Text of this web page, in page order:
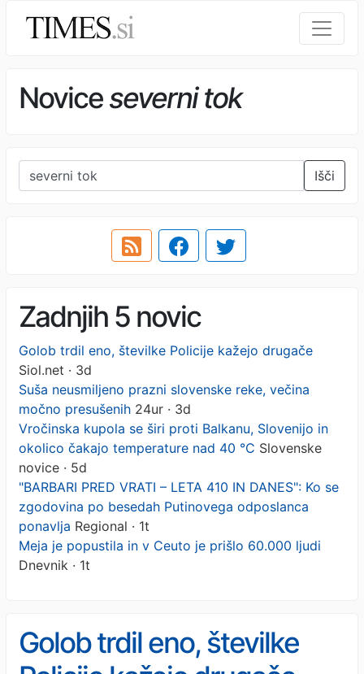
Noviceseverni tok
Išči
Zadnjih 5 novic
Golob trdil eno, številke Policije kažejo drugače
Siol.net · 3d
Suša neusmiljeno prazni slovenske reke, večina
močno presušenih 24ur · 3d
Vročinska kupola se širi proti Balkanu, Slovenijo in
okolico čakajo temperature nad 40 °C Slovenske
novice · 5d
"BARBARI PRED VRATI – LETA 410 IN DANES": Ko se
zgodovina po besedah Putinovega odposlanca
ponavlja Regional · 1t
Meja je popustila in v Ceuto je prišlo 60.000 ljudi
Dnevnik · 1t
Golob trdil eno, številke